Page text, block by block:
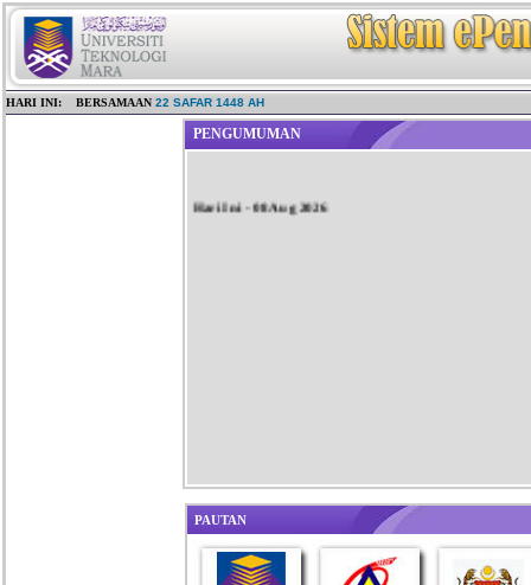
HARI INI: BERSAMAAN 22 SAFAR 1448 AH
PENGUMUMAN
Hari Ini - 08 Aug 2026
PAUTAN